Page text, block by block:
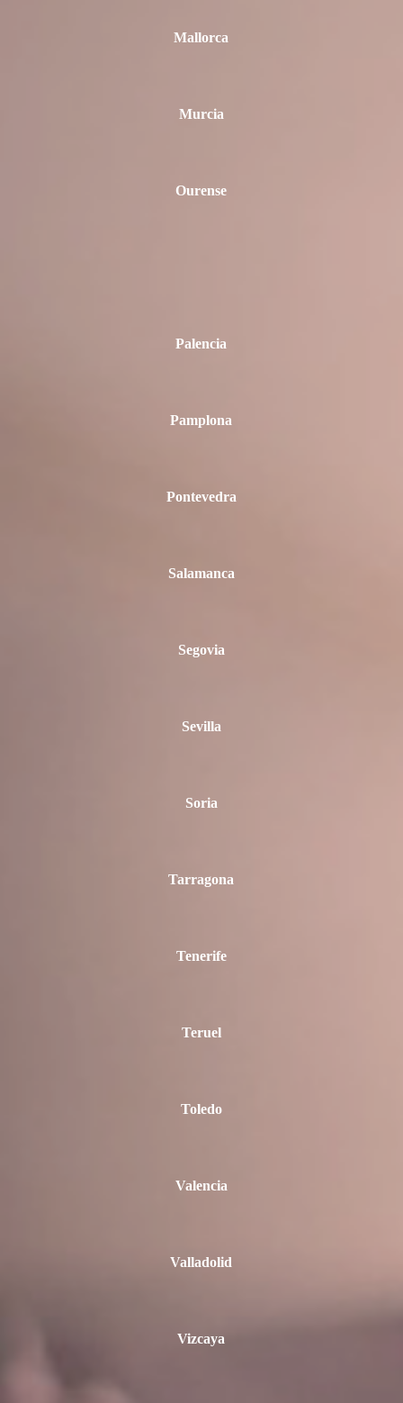
Mallorca
Murcia
Ourense
Palencia
Pamplona
Pontevedra
Salamanca
Segovia
Sevilla
Soria
Tarragona
Tenerife
Teruel
Toledo
Valencia
Valladolid
Vizcaya